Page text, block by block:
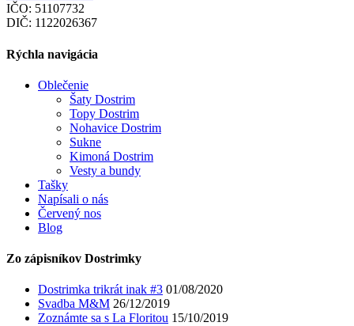
IČO: 51107732
DIČ: 1122026367
Rýchla navigácia
Oblečenie
Šaty Dostrim
Topy Dostrim
Nohavice Dostrim
Sukne
Kimoná Dostrim
Vesty a bundy
Tašky
Napísali o nás
Červený nos
Blog
Zo zápisníkov Dostrimky
Dostrimka trikrát inak #3 01/08/2020
Svadba M&M 26/12/2019
Zoznámte sa s La Floritou 15/10/2019